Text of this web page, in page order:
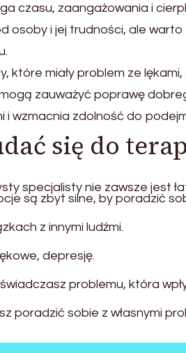
czasu, zaangażowania i
osoby i jej trudności, ale
które miały problem ze
zauważyć poprawę
i wzmacnia zdolność do
się do
specjalisty nie zawsze jest
są zbyt silne, by poradzić
z innymi ludźmi.
depresję.
problemu, która
poradzić sobie z własnymi